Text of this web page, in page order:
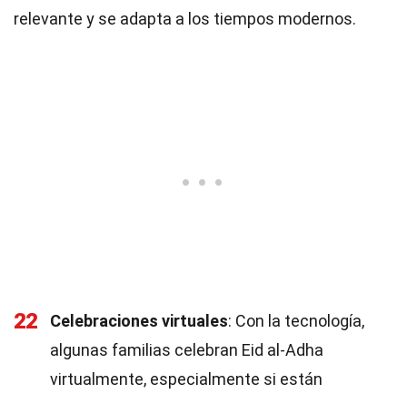
relevante y se adapta a los tiempos modernos.
22 Celebraciones virtuales: Con la tecnología,
algunas familias celebran Eid al-Adha
virtualmente, especialmente si están